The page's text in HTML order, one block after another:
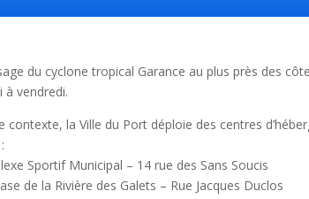
du cyclone tropical Garance au plus près des
à vendredi.
contexte, la Ville du Port déploie des centres
Sportif Municipal – 14 rue des Sans Soucis
de la Rivière des Galets – Rue Jacques Duclos